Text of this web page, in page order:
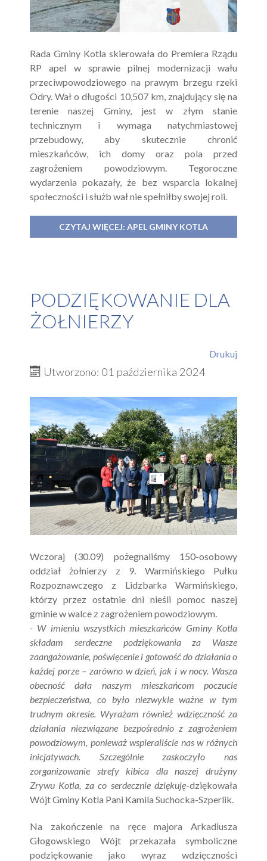
Rada Gminy Kotla skierowała do Premiera Rządu
RP apel w sprawie pilnej modernizacji wału
przeciwpowodziowego na prawym brzegu rzeki
Odry. Wał o długości 10,507 km, znajdujący się na
terenie naszej Gminy, jest w złym stanie
technicznym i wymaga natychmiastowej
przebudowy, aby skutecznie chronić
mieszkańców, ich domy oraz pola przed
zagrożeniem powodziowym. Tegoroczne
wydarzenia pokazały, że bez wsparcia lokalnej
społeczności i służb wał nie spełniłby swojej roli.
CZYTAJ WIĘCEJ: APEL GMINY KOTLA
PODZIĘKOWANIE DLA
ŻOŁNIERZY
Drukuj
Utworzono: 01 października 2024
Wczoraj (30.09) pożegnaliśmy 150-osobowy
oddział żołnierzy z 9. Warmińskiego Pułku
Rozpoznawczego z Lidzbarka Warmińskiego,
którzy przez ostatnie dni nieśli pomoc naszej
gminie w walce z zagrożeniem powodziowym.
- W imieniu wszystkich mieszkańców Gminy Kotla
składam serdeczne podziękowania za Wasze
zaangażowanie, poświęcenie i gotowość do działania o
każdej porze – zarówno w dzień, jak i w nocy. Wasza
obecność dała naszym mieszkańcom poczucie
bezpieczeństwa, co było niezwykle ważne w tym
trudnym okresie. Wyrażam również wdzięczność za
działania niezwiązane bezpośrednio z zagrożeniem
powodziowym, ponieważ wspieraliście nas w różnych
inicjatywach. Szczególnie zaskoczyło nas
zorganizowanie strefy kibica dla naszej drużyny
Zrywu Kotla, za co serdecznie dziękuję-dziękowała
Wójt Gminy Kotla Pani Kamila Suchocka-Szperlik.
Na zakończenie na ręce majora Arkadiusza
Głogowskiego Wójt przekazała symboliczne
podziękowanie jako wyraz wdzięczności